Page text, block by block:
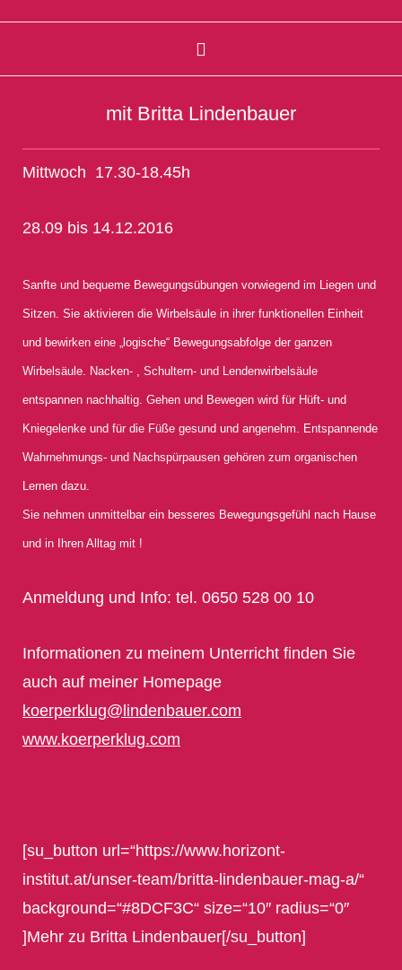
mit Britta Lindenbauer
Mittwoch 17.30-18.45h
28.09 bis 14.12.2016
Sanfte und bequeme Bewegungsübungen vorwiegend im Liegen und
Sitzen. Sie aktivieren die Wirbelsäule in ihrer funktionellen Einheit
und bewirken eine „logische“ Bewegungsabfolge der ganzen
Wirbelsäule. Nacken- , Schultern- und Lendenwirbelsäule
entspannen nachhaltig. Gehen und Bewegen wird für Hüft- und
Kniegelenke und für die Füße gesund und angenehm. Entspannende
Wahrnehmungs- und Nachspürpausen gehören zum organischen
Lernen dazu.
Sie nehmen unmittelbar ein besseres Bewegungsgefühl nach Hause
und in Ihren Alltag mit !
Anmeldung und Info: tel. 0650 528 00 10
Informationen zu meinem Unterricht finden Sie
auch auf meiner Homepage
koerperklug@lindenbauer.com
www.koerperklug.com
[su_button url=“https://www.horizont-
institut.at/unser-team/britta-lindenbauer-mag-a/“
background=“#8DCF3C“ size=“10″ radius=“0″
]Mehr zu Britta Lindenbauer[/su_button]